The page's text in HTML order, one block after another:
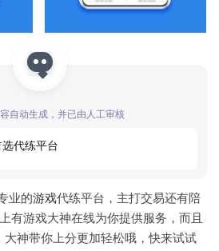
自动生成，并已由人工审核
代练平台
业的游戏代练平台，主打交易还有陪
有游戏大神在线为你提供服务，而且
神带你上分更加轻松哦，快来试试